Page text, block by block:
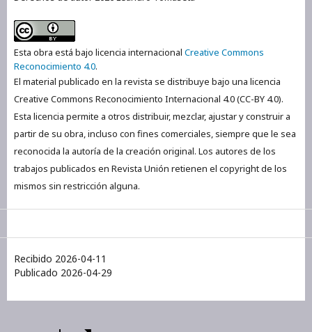
Esta obra está bajo licencia internacional Creative Commons
Reconocimiento 4.0.
El material publicado en la revista se distribuye bajo una licencia
Creative Commons Reconocimiento Internacional 4.0 (CC-BY 4.0).
Esta licencia permite a otros distribuir, mezclar, ajustar y construir a
partir de su obra, incluso con fines comerciales, siempre que le sea
reconocida la autoría de la creación original. Los autores de los
trabajos publicados en Revista Unión retienen el copyright de los
mismos sin restricción alguna.
Recibido 2026-04-11
Publicado 2026-04-29